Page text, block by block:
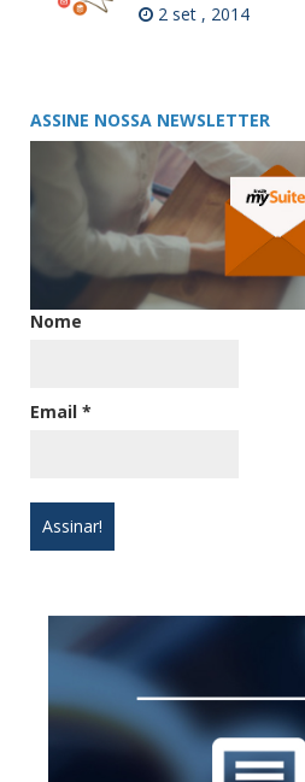
2 set , 2014
ASSINE NOSSA NEWSLETTER
Nome
Email *